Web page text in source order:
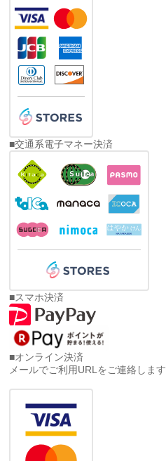
■交通系電子マネー決済
■スマホ決済
■オンライン決済
メールでご利用URLをご連絡します